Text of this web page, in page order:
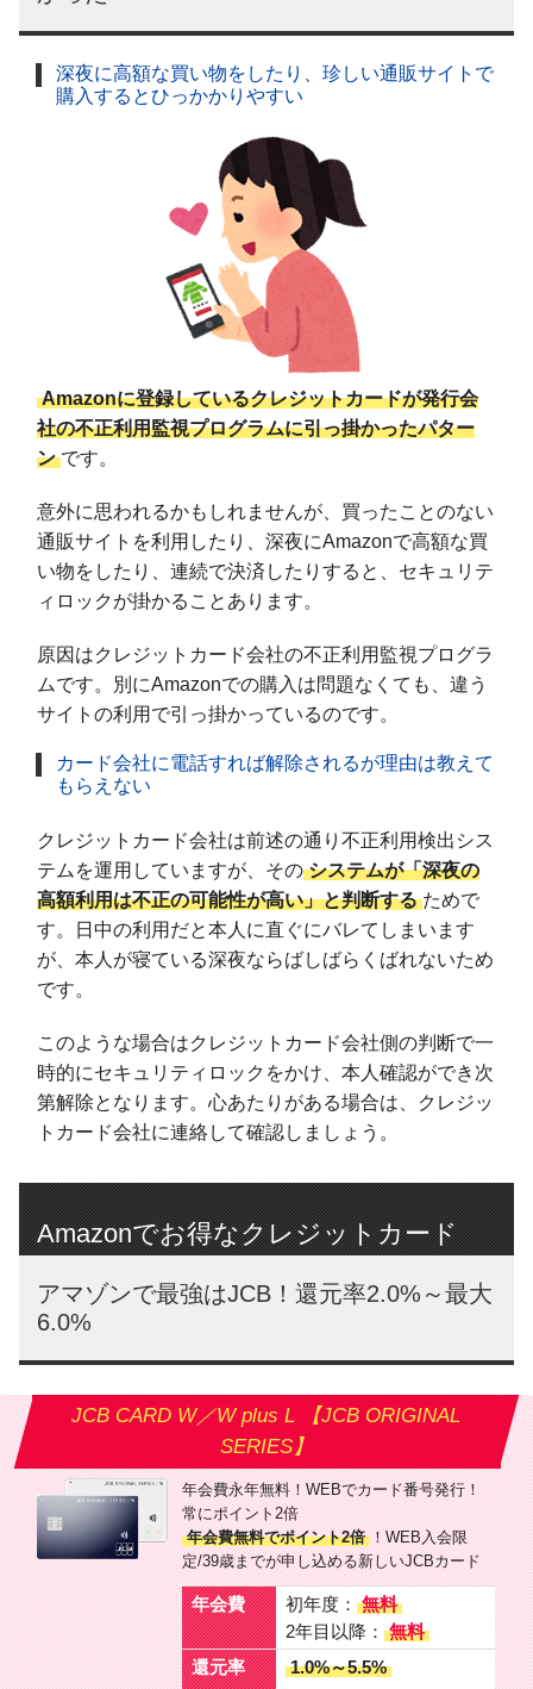
深夜に高額な買い物をしたり、珍しい通販サイトで
購入するとひっかかりやすい
Amazonに登録しているクレジットカードが発行会
社の不正利用監視プログラムに引っ掛かったパター
ン です。
意外に思われるかもしれませんが、買ったことのない
通販サイトを利用したり、深夜にAmazonで高額な買
い物をしたり、連続で決済したりすると、セキュリテ
ィロックが掛かることあります。
原因はクレジットカード会社の不正利用監視プログラ
ムです。別にAmazonでの購入は問題なくても、違う
サイトの利用で引っ掛かっているのです。
カード会社に電話すれば解除されるが理由は教えて
もらえない
クレジットカード会社は前述の通り不正利用検出シス
テムを運用していますが、その システムが「深夜の
高額利用は不正の可能性が高い」と判断する ためで
す。日中の利用だと本人に直ぐにバレてしまいます
が、本人が寝ている深夜ならばしばらくばれないため
です。
このような場合はクレジットカード会社側の判断で一
時的にセキュリティロックをかけ、本人確認ができ次
第解除となります。心あたりがある場合は、クレジッ
トカード会社に連絡して確認しましょう。
Amazonでお得なクレジットカード
アマゾンで最強はJCB！還元率2.0%～最大
6.0%
JCB CARD W／W plus L 【JCB ORIGINAL
SERIES】
年会費永年無料！WEBでカード番号発行！
常にポイント2倍
年会費無料でポイント2倍 ！WEB入会限
定/39歳までが申し込める新しいJCBカード
年会費 初年度： 無料
2年目以降： 無料
還元率
1.0%～5.5%